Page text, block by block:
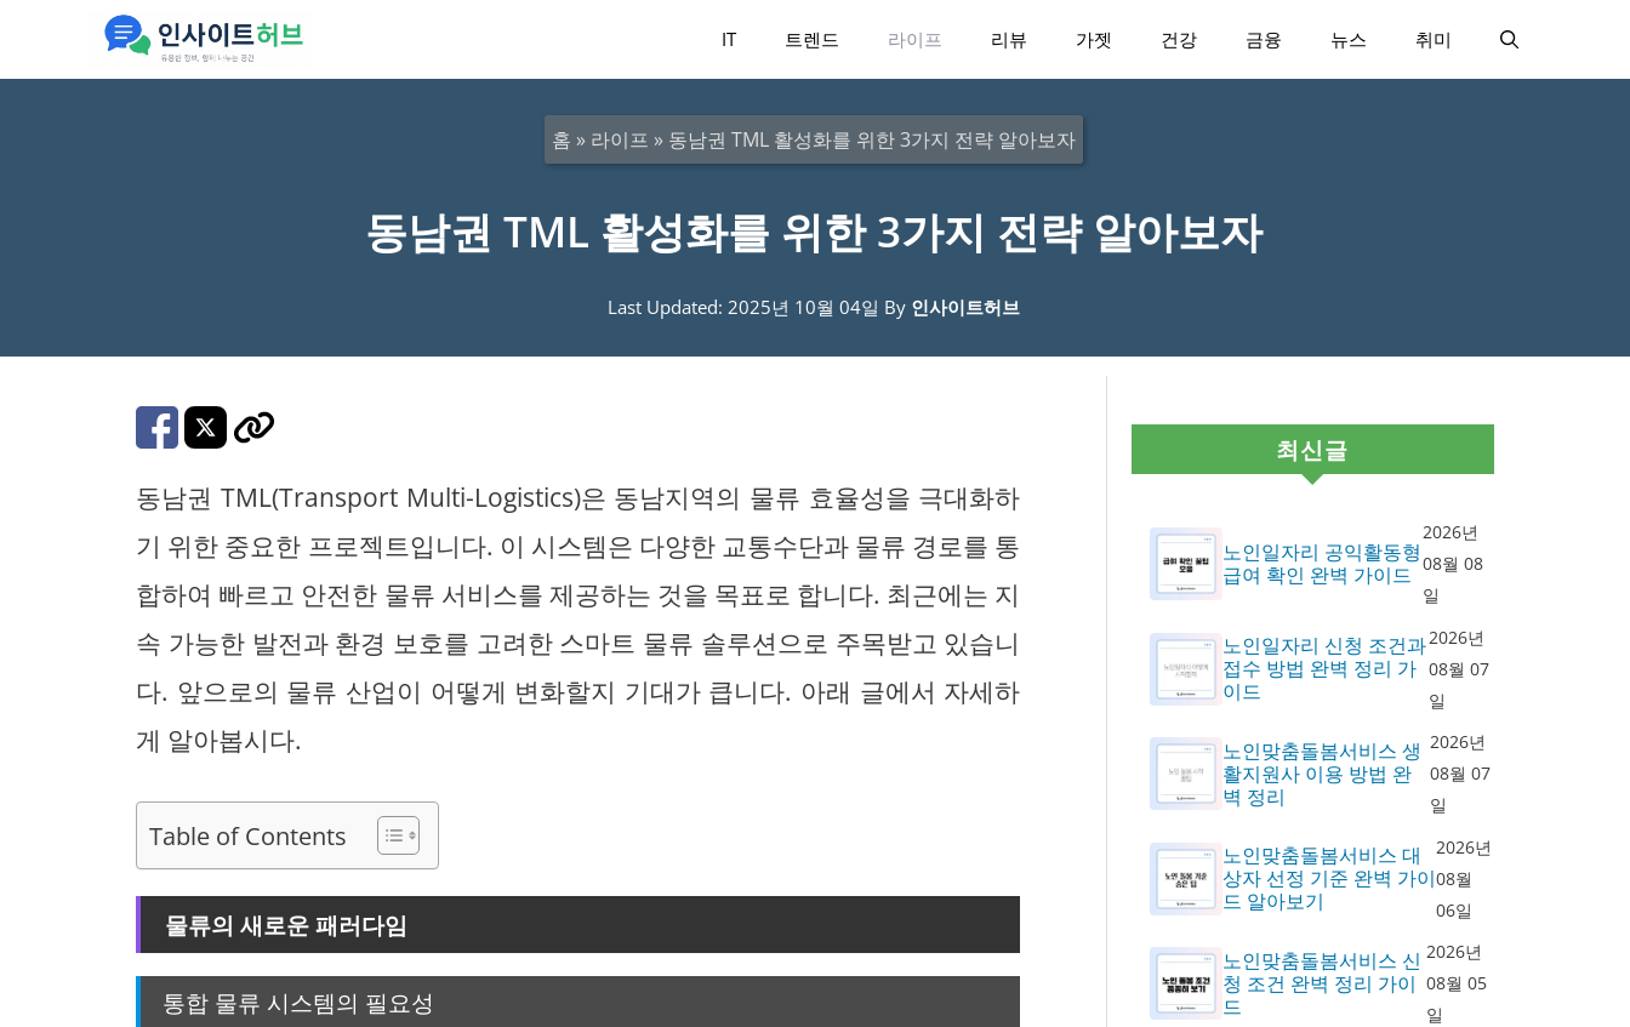
IT 트렌드 라이프 리뷰 가젯 건강 금융 뉴스 취미
홈 » 라이프 » 동남권 TML 활성화를 위한 3가지 전략 알아보자
동남권 TML 활성화를 위한 3가지 전략 알아보자
Last Updated: 2025년 10월 04일 By 인사이트허브
동남권 TML(Transport Multi-Logistics)은 동남지역의 물류 효율성을 극대화하
기 위한 중요한 프로젝트입니다. 이 시스템은 다양한 교통수단과 물류 경로를 통
합하여 빠르고 안전한 물류 서비스를 제공하는 것을 목표로 합니다. 최근에는 지
속 가능한 발전과 환경 보호를 고려한 스마트 물류 솔루션으로 주목받고 있습니
다. 앞으로의 물류 산업이 어떻게 변화할지 기대가 큽니다. 아래 글에서 자세하
게 알아봅시다.
Table of Contents
물류의 새로운 패러다임
통합 물류 시스템의 필요성
최신글
노인일자리 공익활동형
급여 확인 완벽 가이드
2026년
08월 08
일
노인일자리 신청 조건과
접수 방법 완벽 정리 가
이드
2026년
08월 07
일
노인맞춤돌봄서비스 생
활지원사 이용 방법 완
벽 정리
2026년
08월 07
일
노인맞춤돌봄서비스 대
상자 선정 기준 완벽 가이
드 알아보기
2026년
08월
06일
노인맞춤돌봄서비스 신
청 조건 완벽 정리 가이
드
2026년
08월 05
일